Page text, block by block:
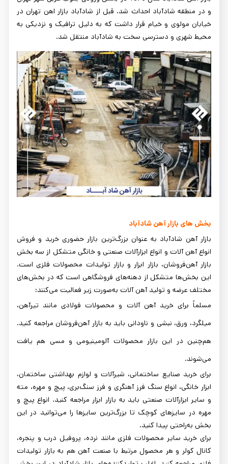
و در منطقه شادآباد احداث شد. قبل از شادآباد بازار اهن تهران در
خیابان مولوی و خیام قرار داشت که به دلیل ترافیک و نزدیکی به
محیط شهری و دسترسی سخت به شادآباد منتقل شد.
بخش ‌های بازار آهن شادآباد
بازار آهن شادآباد به عنوان بزرگ‌ترین بازار حضوری خرید و فروش
انواع آهن آلات و انواع ابزارآلات صنعتی و خانگی متشکل از سه بخش
بازار آهن‌فروشان، بازار ابزار و بازار تولیدات محصولات فلزی است.
این بخش‌ها متشکل از دهنه‌های‌ فروشگاهی است که در بخش‌های
مختلف عرضه و تولید آهن آلات به‌صورت زیر فعالیت می‌کنند:
مسلماً برای خرید آهن آلات و محصولات فولادی مانند تیرآهن،
میلگرد، ورق، نبشی و ناودانی باید به بازار آهن‌فروشان مراجعه کنید.
هم‌چنین در این بازار محصولات آلومینیومی و مسی هم یافت
می‌شوند.
برای خرید صنایع ساختمانی، شیرآلات و لوازم بهداشتی ساختمان،
ابزار خانگی، انواع سنگ فرز آهنگری و فرز سنگ‌بری، پیچ و مهره، مته
و سایر ابزارآلات صنعتی باید به بازار ابزار مراجعه کنید. انواع پیچ و
مهره در سایزهای کوچک تا بزرگ‌ترین سایزها را می‌توانید در این
بخش به‌راحتی پیدا کنید.
برای خرید سایر محصولات فلزی مانند نرده، پروفیل درب و پنجره،
کانال کولر و هر محصول مرتبط با صنعت آهن هم به بازار تولیدات